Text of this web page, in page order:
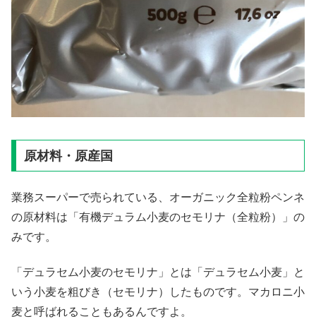
原材料・原産国
業務スーパーで売られている、オーガニック全粒粉ペンネ
の原材料は「有機デュラム小麦のセモリナ（全粒粉）」の
みです。
「デュラセム小麦のセモリナ」とは「デュラセム小麦」と
いう小麦を粗びき（セモリナ）したものです。マカロニ小
麦と呼ばれることもあるんですよ。